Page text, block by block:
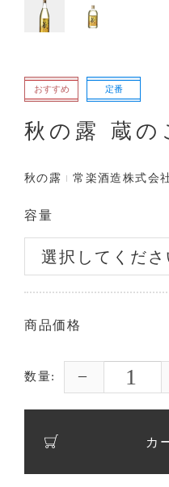
おすすめ 定番
秋の露 蔵の
秋の露 常楽酒造株式会
容量
商品価格
数量:
カ